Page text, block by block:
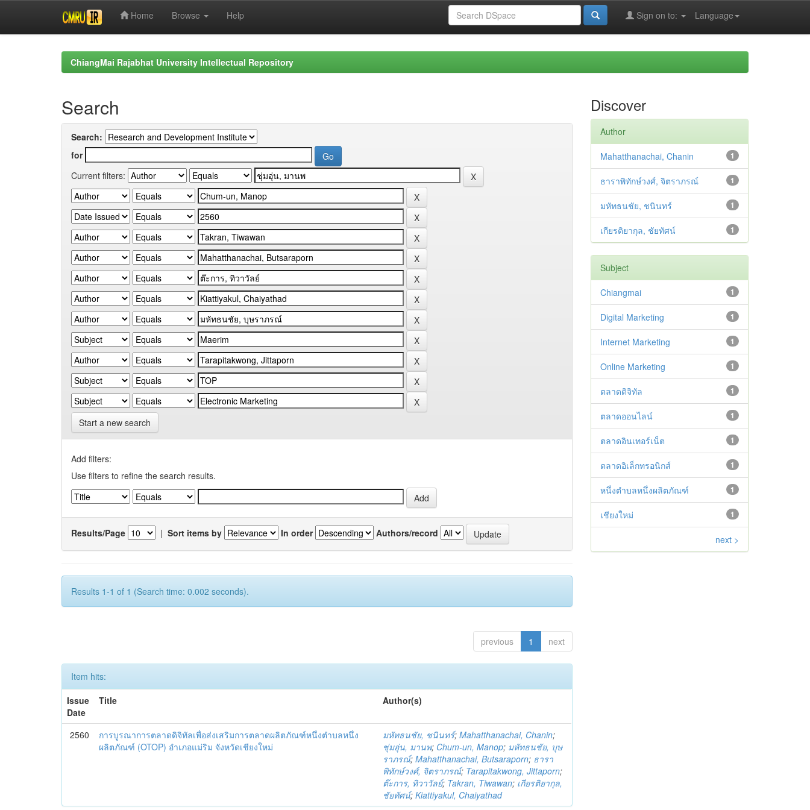
Home Browse Help Language
Sign on to:
ChiangMai Rajabhat University Intellectual Repository
Search
Search:
for
Current filters:
Start a new search
Add filters:
Use filters to refine the search results.
Results/Page | Sort items by In order Authors/record
Results 1-1 of 1 (Search time: 0.002 seconds).
previous 1 next
Item hits:
Issue
Date
Title Author(s)
2560
การบูรณาการตลาดดิจิทัลเพื่อส่งเสริมการตลาดผลิตภัณฑ์หนึ่งตำบลหนึ่ง
ผลิตภัณฑ์ (OTOP) อำเภอแม่ริม จังหวัดเชียงใหม่
มหัทธนชัย, ชนินทร์;Mahatthanachai, Chanin;
ชุ่มอุ่น, มานพ; Chum-un, Manop; มหัทธนชัย, บุษ
ราภรณ์;Mahatthanachai, Butsaraporn; ธารา
พิทักษ์วงศ์, จิตราภรณ์; Tarapitakwong, Jittaporn;
ต๊ะการ, ทิวาวัลย์; Takran, Tiwawan; เกียรติยากุล,
ชัยทัศน์;Kiattiyakul, Chaiyathad
Discover
Author
1
Mahatthanachai, Chanin
1
ธาราพิทักษ์วงศ์, จิตราภรณ์
1
มหัทธนชัย, ชนินทร์
1
เกียรติยากุล, ชัยทัศน์
Subject
1
Chiangmai
1
Digital Marketing
1
Internet Marketing
1
Online Marketing
1
ตลาดดิจิทัล
1
ตลาดออนไลน์
1
ตลาดอินเทอร์เน็ต
1
ตลาดอิเล็กทรอนิกส์
1
หนึ่งตำบลหนึ่งผลิตภัณฑ์
1
เชียงใหม่
next >